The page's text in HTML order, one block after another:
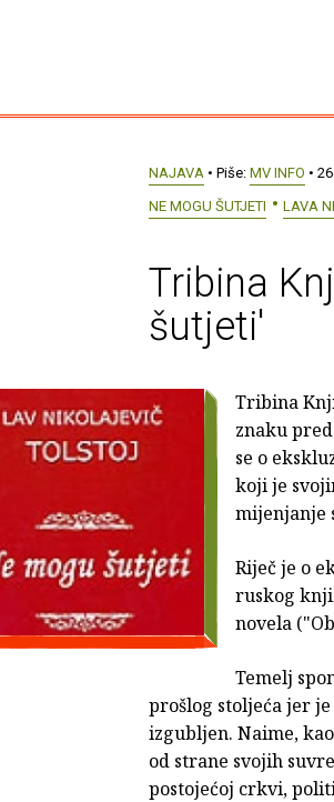
NAJAVA • Piše: MV INFO •
NE MOGU ŠUTJETI
LAVA
Tribina
šutjeti'
Tribina
znaku
se o
koji je
mijenjanje
Riječ je o
ruskog
novela
Temelj
prošlog stoljeća jer
izgubljen. Naime,
od strane svojih
postojećoj crkvi,